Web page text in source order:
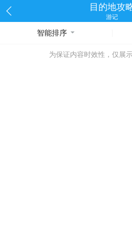
目的地攻
游记
智能排序
为保证内容时效性，仅展